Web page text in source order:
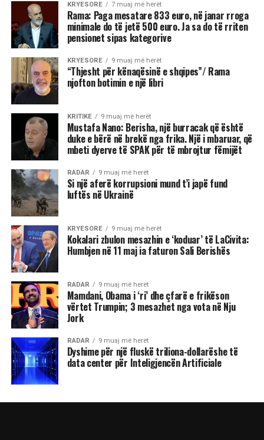
KRYESORE 7 muaj më herët
Rama: Paga mesatare 833 euro, në janar rroga
minimale do të jetë 500 euro. Ja sa do të rriten
pensionet sipas kategorive
KRYESORE 9 muaj më herët
“Thjesht për kënaqësinë e shqipes”/ Rama
njofton botimin e një libri
KRITIKE 9 muaj më herët
Mustafa Nano: Berisha, një burracak që është
duke e bërë në brekë nga frika. Një i mbaruar, që
mbeti dyerve të SPAK për të mbrojtur fëmijët
RADAR 9 muaj më herët
Si një aferë korrupsioni mund t’i japë fund
luftës në Ukrainë
KRYESORE 9 muaj më herët
Kokalari zbulon mesazhin e ‘koduar’ të LaCivita:
Humbjen në 11 maj ia faturon Sali Berishës
RADAR 9 muaj më herët
Mamdani, Obama i ‘ri’ dhe çfarë e frikëson
vërtet Trumpin; 3 mesazhet nga vota në Nju
Jork
RADAR 9 muaj më herët
Dyshime për një fluskë triliona-dollarëshe të
data center për Inteligjencën Artificiale